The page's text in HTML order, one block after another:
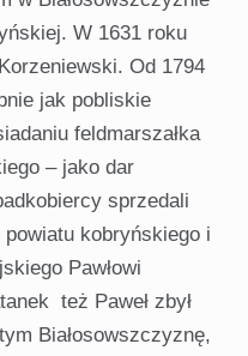
W 1631 roku
Od 1794
jak pobliskie
feldmarszałka
– jako dar
sprzedali
kobryńskiego i
Pawłowi
też Paweł zbył
Białosowszczyznę,